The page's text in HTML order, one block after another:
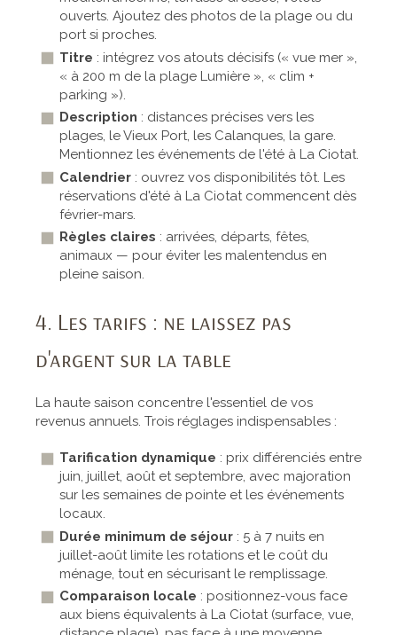
ouverts. Ajoutez des photos de la plage ou du
port si proches.
Titre : intégrez vos atouts décisifs (« vue mer »,
« à 200 m de la plage Lumière », « clim +
parking »).
Description : distances précises vers les
plages, le Vieux Port, les Calanques, la gare.
Mentionnez les événements de l'été à La Ciotat.
Calendrier : ouvrez vos disponibilités tôt. Les
réservations d'été à La Ciotat commencent dès
février-mars.
Règles claires : arrivées, départs, fêtes,
animaux — pour éviter les malentendus en
pleine saison.
4. Les tarifs : ne laissez pas
d'argent sur la table
La haute saison concentre l'essentiel de vos
revenus annuels. Trois réglages indispensables :
Tarification dynamique : prix différenciés entre
juin, juillet, août et septembre, avec majoration
sur les semaines de pointe et les événements
locaux.
Durée minimum de séjour : 5 à 7 nuits en
juillet-août limite les rotations et le coût du
ménage, tout en sécurisant le remplissage.
Comparaison locale : positionnez-vous face
aux biens équivalents à La Ciotat (surface, vue,